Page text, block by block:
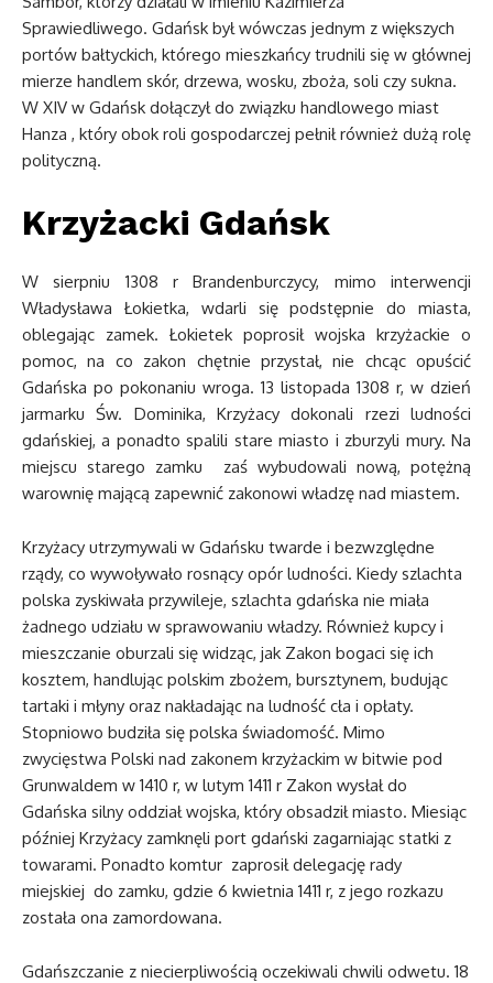
Sprawiedliwego. Gdańsk był wówczas jednym z większych
portów bałtyckich, którego mieszkańcy trudnili się w głównej
mierze handlem skór, drzewa, wosku, zboża, soli czy sukna.
W XIV w Gdańsk dołączył do związku handlowego miast
Hanza , który obok roli gospodarczej pełnił również dużą rolę
polityczną.
Krzyżacki Gdańsk
W sierpniu 1308 r Brandenburczycy, mimo interwencji
Władysława Łokietka, wdarli się podstępnie do miasta,
oblegając zamek. Łokietek poprosił wojska krzyżackie o
pomoc, na co zakon chętnie przystał, nie chcąc opuścić
Gdańska po pokonaniu wroga. 13 listopada 1308 r, w dzień
jarmarku Św. Dominika, Krzyżacy dokonali rzezi ludności
gdańskiej, a ponadto spalili stare miasto i zburzyli mury. Na
miejscu starego zamku zaś wybudowali nową, potężną
warownię mającą zapewnić zakonowi władzę nad miastem.
Krzyżacy utrzymywali w Gdańsku twarde i bezwzględne
rządy, co wywoływało rosnący opór ludności. Kiedy szlachta
polska zyskiwała przywileje, szlachta gdańska nie miała
żadnego udziału w sprawowaniu władzy. Również kupcy i
mieszczanie oburzali się widząc, jak Zakon bogaci się ich
kosztem, handlując polskim zbożem, bursztynem, budując
tartaki i młyny oraz nakładając na ludność cła i opłaty.
Stopniowo budziła się polska świadomość. Mimo
zwycięstwa Polski nad zakonem krzyżackim w bitwie pod
Grunwaldem w 1410 r, w lutym 1411 r Zakon wysłał do
Gdańska silny oddział wojska, który obsadził miasto. Miesiąc
później Krzyżacy zamknęli port gdański zagarniając statki z
towarami. Ponadto komtur zaprosił delegację rady
miejskiej do zamku, gdzie 6 kwietnia 1411 r, z jego rozkazu
została ona zamordowana.
Gdańszczanie z niecierpliwością oczekiwali chwili odwetu. 18